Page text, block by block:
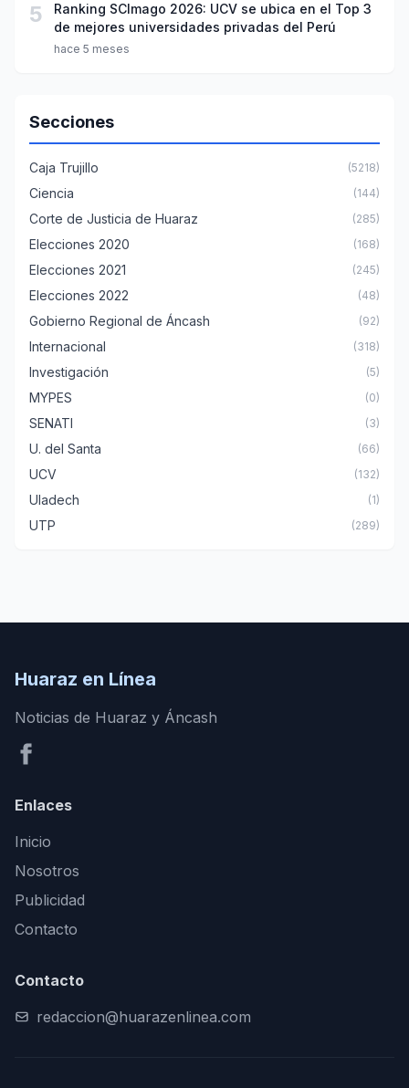
5
Ranking SCImago 2026: UCV se ubica en el Top 3
de mejores universidades privadas del Perú
hace 5 meses
Secciones
Caja Trujillo (5218)
Ciencia (144)
Corte de Justicia de Huaraz (285)
Elecciones 2020 (168)
Elecciones 2021 (245)
Elecciones 2022 (48)
Gobierno Regional de Áncash (92)
Internacional (318)
Investigación (5)
MYPES (0)
SENATI (3)
U. del Santa (66)
UCV (132)
Uladech (1)
UTP (289)
Huaraz en Línea
Noticias de Huaraz y Áncash
Enlaces
Inicio
Nosotros
Publicidad
Contacto
Contacto
redaccion@huarazenlinea.com